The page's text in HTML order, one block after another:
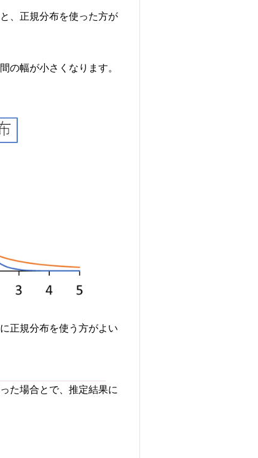
、正規分布を使った方が
の幅が小さくなります。
正規分布を使う方がよい
た場合とで、推定結果に